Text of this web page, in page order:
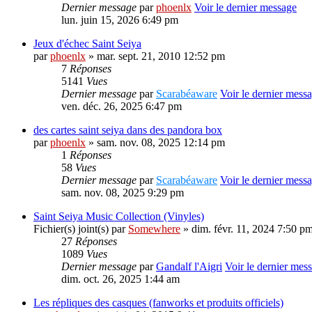
Dernier message parphoenlx Voir le dernier message
lun. juin 15, 2026 6:49 pm
Jeux d'échec Saint Seiya
parphoenlx » mar. sept. 21, 2010 12:52 pm
7 Réponses
5141 Vues
Dernier message par Scarabéaware Voir le dernier
ven. déc. 26, 2025 6:47 pm
des cartes saint seiya dans des pandora box
parphoenlx » sam. nov. 08, 2025 12:14 pm
1 Réponses
58 Vues
Dernier message par Scarabéaware Voir le dernier
sam. nov. 08, 2025 9:29 pm
Saint Seiya Music Collection (Vinyles)
Fichier(s) joint(s) par Somewhere » dim. févr. 11, 2024 7:50
27 Réponses
1089 Vues
Dernier message parGandalf l'Aigri Voir le dernier
dim. oct. 26, 2025 1:44 am
Les répliques des casques (fanworks et produits officiels)